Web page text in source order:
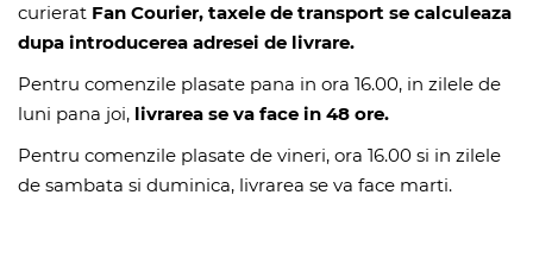
curierat Fan Courier, taxele de transport se calculeaza
dupa introducerea adresei de livrare.
Pentru comenzile plasate pana in ora 16.00, in zilele de
luni pana joi, livrarea se va face in 48 ore.
Pentru comenzile plasate de vineri, ora 16.00 si in zilele
de sambata si duminica, livrarea se va face marti.